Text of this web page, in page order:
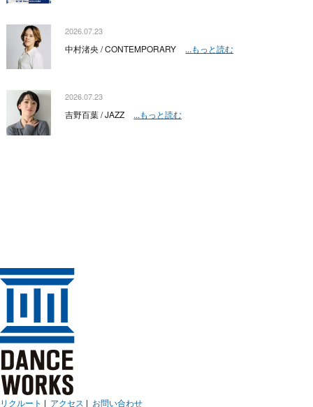
2026.07.23
中村渚央 / CONTEMPORARY ...もっと読む
2026.07.23
吉野百葉 / JAZZ ...もっと読む
リクルート | アクセス | お問い合わせ